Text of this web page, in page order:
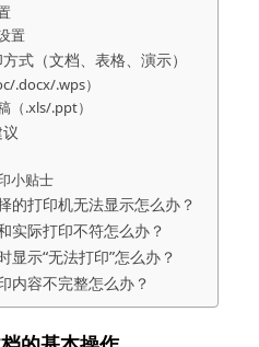
置
式（文档、表格、演示）
.docx/.wps）
（.xls/.ppt）
小贴士
的打印机无法显示怎么办？
实际打印不符怎么办？
示“无法打印”怎么办？
内容不完整怎么办？